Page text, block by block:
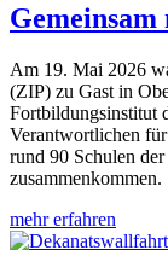
Gemeinsam
Am 19. Mai 2026
(ZIP) zu Gast in
Fortbildungsinstitut
Verantwortlichen
rund 90 Schulen
zusammenkommen.
mehr erfahren